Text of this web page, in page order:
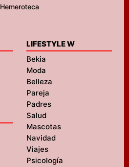
Hemeroteca
LIFESTYLE W
Bekia
Moda
Belleza
Pareja
Padres
Salud
Mascotas
Navidad
Viajes
Psicología